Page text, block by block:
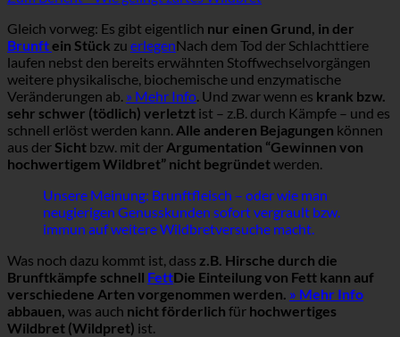
Gleich vorweg: Es gibt eigentlich nur einen Grund, in der
Brunftein Stück zu erlegenNach dem Tod der Schlachttiere
laufen nebst den bereits erwähnten Stoffwechselvorgängen
weitere physikalische, biochemische und enzymatische
Veränderungen ab. » Mehr Info . Und zwar wenn es krank bzw.
sehr schwer (tödlich) verletzt ist – z.B. durch Kämpfe – und es
schnell erlöst werden kann. Alle anderen Bejagungen können
aus der Sicht bzw. mit der Argumentation “Gewinnen von
hochwertigem Wildbret” nicht begründetwerden.
Unsere Meinung: Brunftfleisch – oder wie man
neugierigen Genusskunden sofort vergrault bzw.
immun auf weitere Wildbretversuche macht.
Was noch dazu kommt ist, dass z.B. Hirsche durch die
Brunftkämpfe schnell FettDie Einteilung von Fett kann auf
verschiedene Arten vorgenommen werden. » Mehr Info
abbauen, was auch nicht förderlich für hochwertiges
Wildbret (Wildpret) ist.